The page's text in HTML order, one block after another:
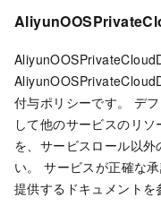
付与ポリシーです。 デ
して他のサービスのリ
を、サービスロール以
い。 サービスが正確な
提供するドキュメントを